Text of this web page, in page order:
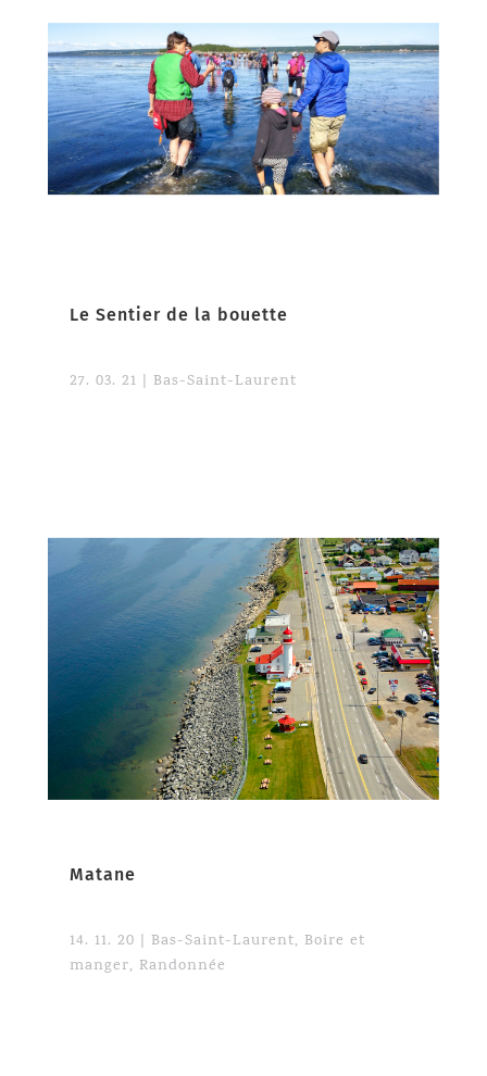
Le Sentier de la bouette
27. 03. 21 | Bas-Saint-Laurent
Matane
14. 11. 20 | Bas-Saint-Laurent, Boire et
manger, Randonnée